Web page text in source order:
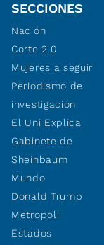
SECCIONES
Nación
Corte 2.0
Mujeres a seguir
Periodismo de
investigación
El Uni Explica
Gabinete de
Sheinbaum
Mundo
Donald Trump
Metropoli
Estados